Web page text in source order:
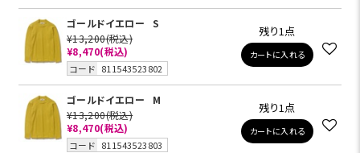
ゴールドイエロー
S
¥13,200(税込)
¥8,470(税込)
コード 811543523802
残り1点
カートに入れる
ゴールドイエロー
M
¥13,200(税込)
¥8,470(税込)
コード 811543523803
残り1点
カートに入れる